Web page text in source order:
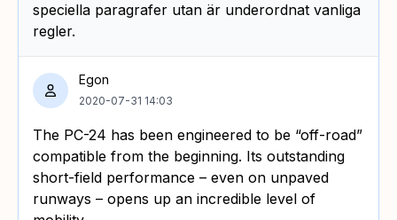
speciella paragrafer utan är underordnat vanliga
regler.
Egon
2020-07-31 14:03
The PC-24 has been engineered to be “off-road”
compatible from the beginning. Its outstanding
short-field performance – even on unpaved
runways – opens up an incredible level of